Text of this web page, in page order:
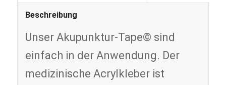
Beschreibung
Unser Akupunktur-Tape© sind
einfach in der Anwendung. Der
medizinische Acrylkleber ist